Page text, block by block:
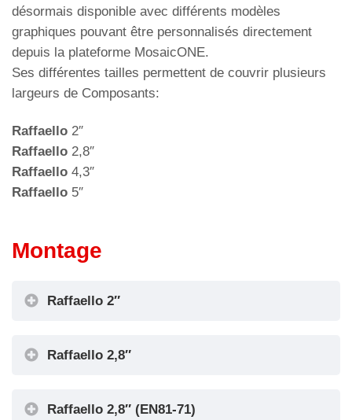
désormais disponible avec différents modèles
graphiques pouvant être personnalisés directement
depuis la plateforme MosaicONE.
Ses différentes tailles permettent de couvrir plusieurs
largeurs de Composants:
Raffaello 2″
Raffaello 2,8″
Raffaello 4,3″
Raffaello 5″
Montage
Raffaello 2″
Raffaello 2,8″
Raffaello 2,8″ (EN81-71)